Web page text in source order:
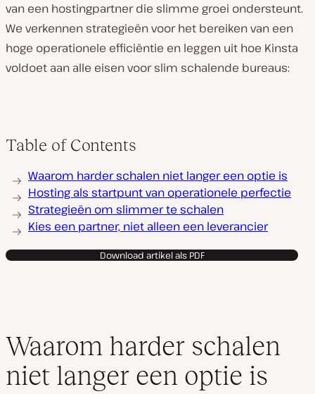
van een hostingpartner die slimme groei ondersteunt.
We verkennen strategieën voor het bereiken van een
hoge operationele efficiëntie en leggen uit hoe Kinsta
voldoet aan alle eisen voor slim schalende bureaus:
Table of Contents
Waarom harder schalen niet langer een optie is
Hosting als startpunt van operationele perfectie
Strategieën om slimmer te schalen
Kies een partner, niet alleen een leverancier
Download artikel als PDF
Waarom harder schalen
niet langer een optie is